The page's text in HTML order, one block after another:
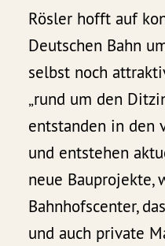
Rösler hofft auf
Deutschen Bahn
selbst noch
„rund um den
entstanden in den
und entstehen
neue Bauprojekte,
Bahnhofscenter,
und auch private